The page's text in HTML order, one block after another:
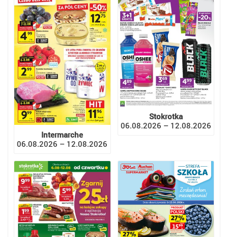
Intermarche
06.08.2026 – 12.08.2026
Stokrotka
06.08.2026 – 12.08.2026